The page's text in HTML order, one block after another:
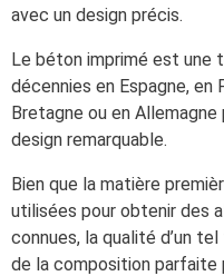
avec un design précis.
Le béton imprimé est une
décennies en Espagne, en
Bretagne ou en
design remarquable.
Bien que la matière
utilisées pour obtenir des
connues, la qualité d’un
de la composition